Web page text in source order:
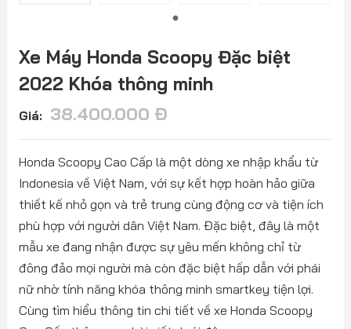
Xe Máy Honda Scoopy Đặc biệt
2022 Khóa thông minh
Giá: 38.400.000 Đ
Honda Scoopy Cao Cấp là một dòng xe nhập khẩu từ
Indonesia về Việt Nam, với sự kết hợp hoàn hảo giữa
thiết kế nhỏ gọn và trẻ trung cùng động cơ và tiện ích
phù hợp với người dân Việt Nam. Đặc biệt, đây là một
mẫu xe đang nhận được sự yêu mến không chỉ từ
đông đảo mọi người mà còn đặc biệt hấp dẫn với phái
nữ nhờ tính năng khóa thông minh smartkey tiện lợi.
Cùng tìm hiểu thông tin chi tiết về xe Honda Scoopy